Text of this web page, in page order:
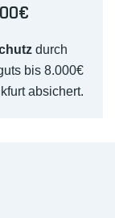
durch
bis 8.000€
absichert.